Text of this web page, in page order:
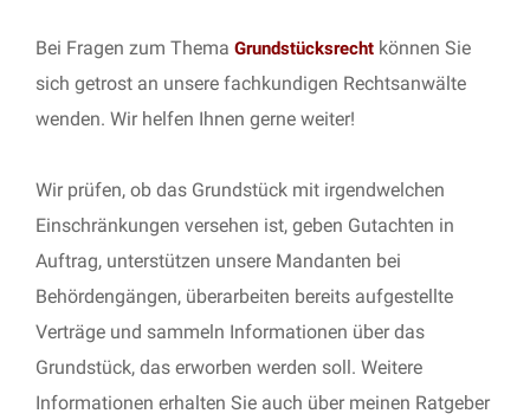
Bei Fragen zum Thema Grundstücksrecht können Sie
sich getrost an unsere fachkundigen Rechtsanwälte
wenden. Wir helfen Ihnen gerne weiter!
Wir prüfen, ob das Grundstück mit irgendwelchen
Einschränkungen versehen ist, geben Gutachten in
Auftrag, unterstützen unsere Mandanten bei
Behördengängen, überarbeiten bereits aufgestellte
Verträge und sammeln Informationen über das
Grundstück, das erworben werden soll. Weitere
Informationen erhalten Sie auch über meinen Ratgeber